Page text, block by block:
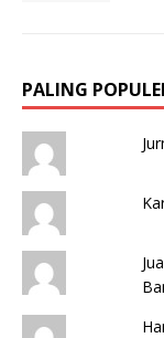
PALING